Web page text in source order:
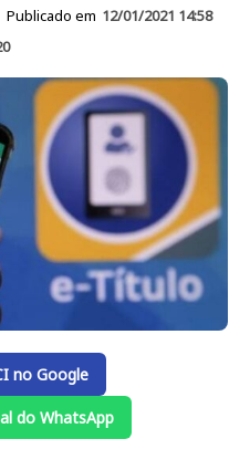
Publicado em 12/01/2021 14:58
no Google
do WhatsApp